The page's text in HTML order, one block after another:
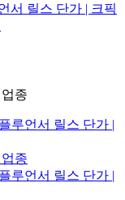
서 릴스 단가 | 크픽
종
루언서 릴스 단가 |
종
루언서 릴스 단가 |